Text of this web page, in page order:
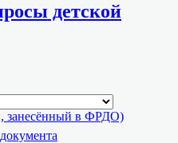
детской
занесённый в ФРДО)